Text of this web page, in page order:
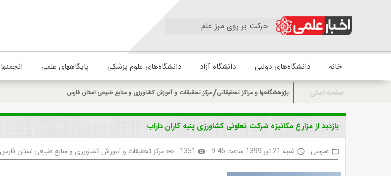
حرکت بر روی مرز علم
خانه دانشگاه‌های دولتی دانشگاه آزاد دانشگاه‌های علوم پزشکی پایگاههای علمی انجمنها
صفحه اصلی پژوهشگاهها و مراکز تحقیقاتی مرکز تحقیقات و آموزش کشاورزی و منابع طبیعی استان فارس
بازدید از مزارع مکانیزه شرکت تعاونی کشاورزی پنبه کاران داراب
folder_open عمومی access_time شنبه 21 تیر 1399 ساعت 9:46 visibility
1351
link مرکز تحقیقات و آموزش کشاورزی و منابع طبیعی استان فارس